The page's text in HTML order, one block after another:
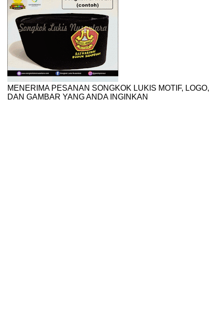
MENERIMA PESANAN SONGKOK LUKIS MOTIF, LOGO,
DAN GAMBAR YANG ANDA INGINKAN